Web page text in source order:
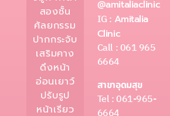
สองชั้น
ศัลยกรรม
ปากกระจับ
เสริมคาง
ดึงหน้า
อ่อนเยาว์
ปรับรูป
หน้าเรียว
@amitaliaclinic
IG : Amitalia
Clinic
Call : 061 965
6664
สาขาอุดมสุข
Tel : 061-965-